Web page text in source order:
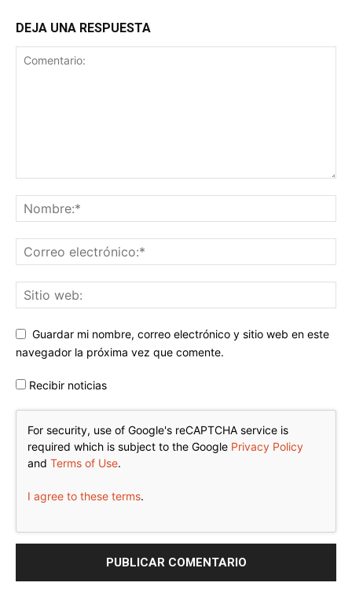
DEJA UNA RESPUESTA
Guardar mi nombre, correo electrónico y sitio web en este
navegador la próxima vez que comente.
Recibir noticias
For security, use of Google's reCAPTCHA service is
required which is subject to the Google Privacy Policy
and Terms of Use.
I agree to these terms.